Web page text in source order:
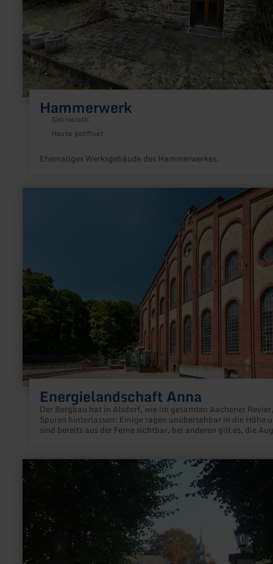
Hammerwerk
Simmerath
Heute geöffnet
Ehemaliges Werksgebäude des Hammerwerkes.
Energielandschaft Anna
Der Bergbau hat in Alsdorf, wie im gesamten Aachener Revier,
Spuren hinterlassen: Einige ragen unübersehbar in die Höhe
sind bereits aus der Ferne sichtbar, bei anderen gilt es, die
mehr
erfahren
zu:
Grünenthal